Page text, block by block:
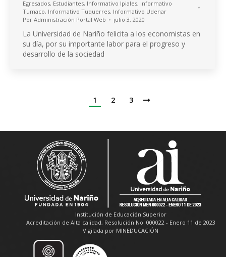
Egresados, Estudiantes, Informativo Ipiales, Informativo
Tumaco, Informativo Tuquerres, Informativo Udenar
Por Administración Portal Web julio 3, 2020
La Universidad de Nariño felicita a los economistas en
su día, por su importante labor para el progreso y
desarrollo de la sociedad
1 2 3
Institución de Educación Superior
Acreditación de Alta calidad, Resolución No. 000022 - Enero 11 de 2023
Vigilada por MINEDUCACIÓN